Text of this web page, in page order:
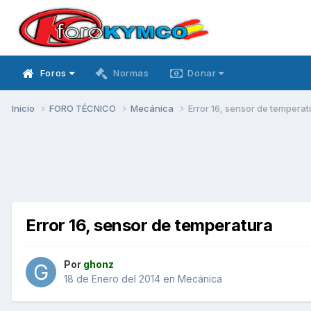
Foros Normas Donar
Inicio FORO TÉCNICO Mecánica Error 16, sensor de
Error 16, sensor de temperatura
Por ghonz
18 de Enero del 2014 en Mecánica